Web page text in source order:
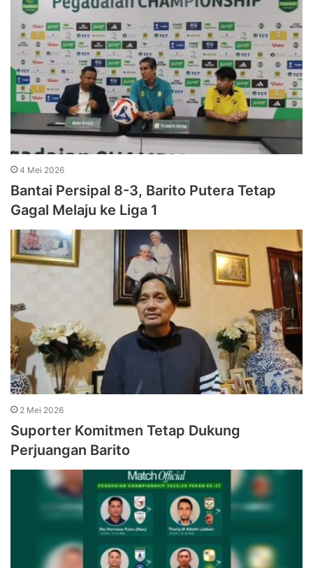
4 Mei 2026
Bantai Persipal 8-3, Barito Putera Tetap
Gagal Melaju ke Liga 1
2 Mei 2026
Suporter Komitmen Tetap Dukung
Perjuangan Barito